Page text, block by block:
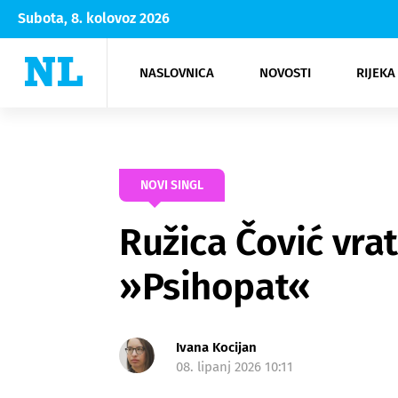
Subota, 8. kolovoz 2026
NASLOVNICA NOVOSTI
Rijeka Opatija
NK
Moda
Kultura
NOVI SINGL
Ružica Čović
»Psihopat«
Ivana Kocijan
08. lipanj 2026 10:11